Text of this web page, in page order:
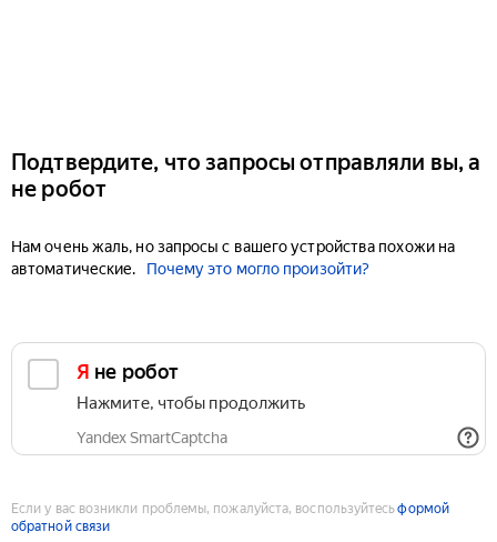
Подтвердите, что запросы отправляли вы, а
не робот
Нам очень жаль, но запросы с вашего устройства похожи на
автоматические.
Почему это могло произойти?
Я не робот
Нажмите, чтобы продолжить
Yandex SmartCaptcha
Если у вас возникли проблемы, пожалуйста, воспользуйтесьформой
обратной связи